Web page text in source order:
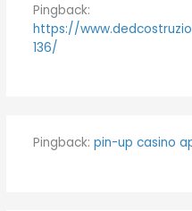
Pingback:
https://
136/
Pingback: pin-up casino